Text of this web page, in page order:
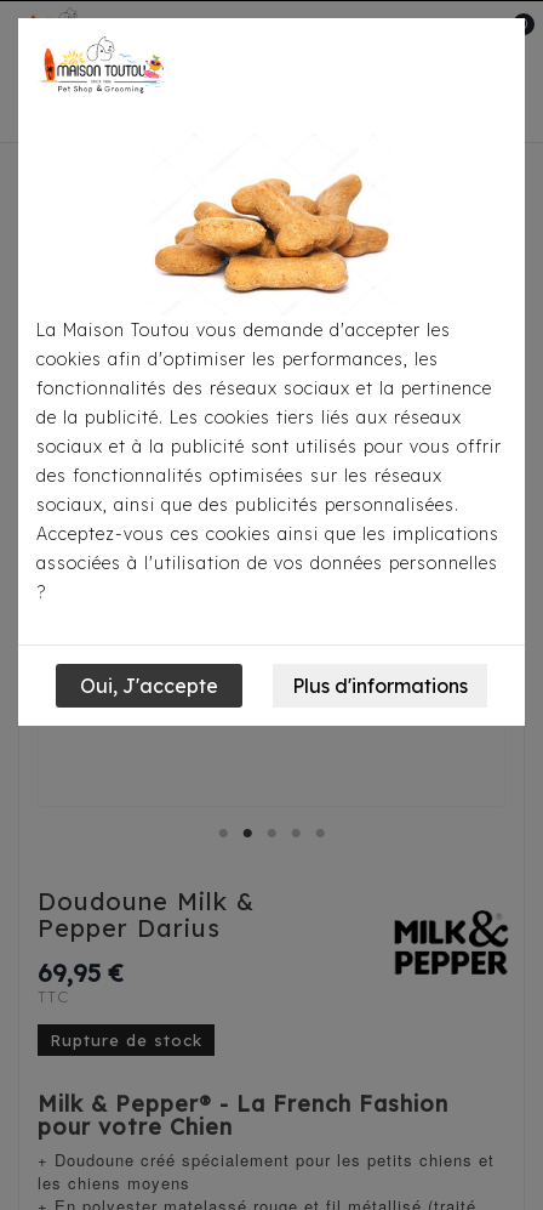
0
Accueil
Pour
Manteaux
Doudoune Milk & Pepper
Darius
Doudoune Milk &
Pepper Darius
69,95 €
TTC
Rupture de stock
Milk & Pepper® - La French Fashion
pour votre Chien
+ Doudoune créé spécialement pour les petits chiens et
les chiens moyens
La Maison Toutou vous demande d'accepter les
cookies afin d'optimiser les performances, les
fonctionnalités des réseaux sociaux et la pertinence
de la publicité. Les cookies tiers liés aux réseaux
sociaux et à la publicité sont utilisés pour vous offrir
des fonctionnalités optimisées sur les réseaux
sociaux, ainsi que des publicités personnalisées.
Acceptez-vous ces cookies ainsi que les implications
associées à l'utilisation de vos données personnelles
?